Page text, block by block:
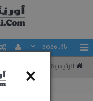
باك 2026
الرئيسية تقييم×